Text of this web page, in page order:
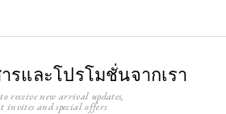
รและโปรโมชั่นจากเรา
receive new arrival updates,
invites and special offers